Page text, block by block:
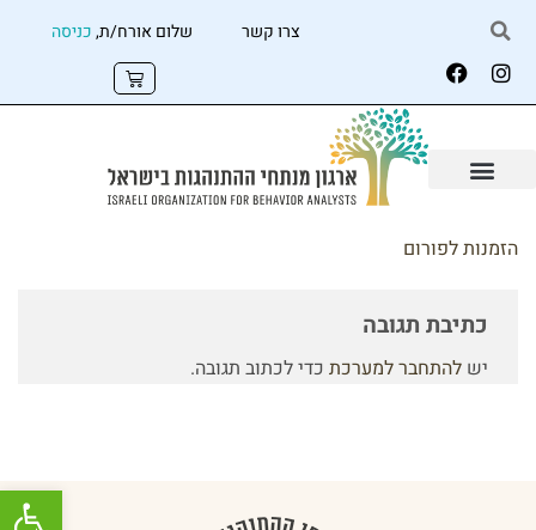
צרו קשר שלום אורח/ת,כניסה
הזמנות לפורום
כתיבת תגובה
יש להתחבר למערכת כדי לכתוב תגובה.